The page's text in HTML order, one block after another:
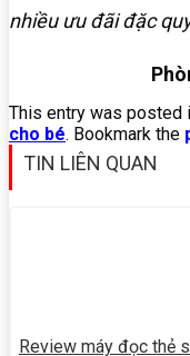
nhiều ưu đãi đặc
This entry was posted
cho bé. Bookmark the
TIN LIÊN QUAN
Review máy đọc thẻ